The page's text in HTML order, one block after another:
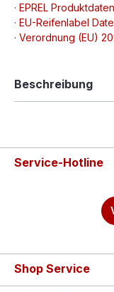
· EPREL
· EU-Reifenlabel
· Verordnung (EU)
Beschreibung
Service-Hotline
Shop Service